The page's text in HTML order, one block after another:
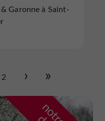
Garonne à Saint-
2